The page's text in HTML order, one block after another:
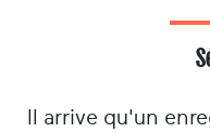
Il arrive qu'un